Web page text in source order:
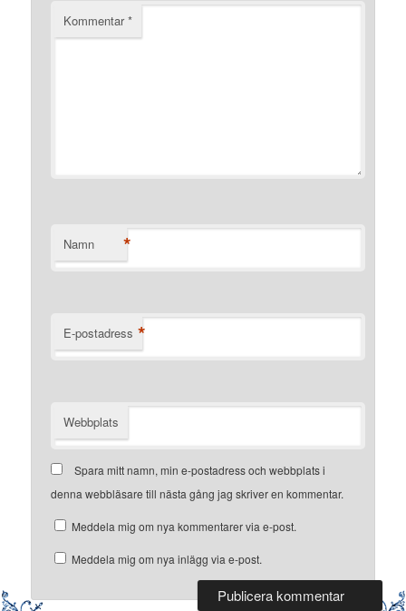
Kommentar*
Namn *
E-postadress *
Webbplats
Spara mitt namn, min e-postadress och webbplats i
denna webbläsare till nästa gång jag skriver en kommentar.
Meddela mig om nya kommentarer via e-post.
Meddela mig om nya inlägg via e-post.